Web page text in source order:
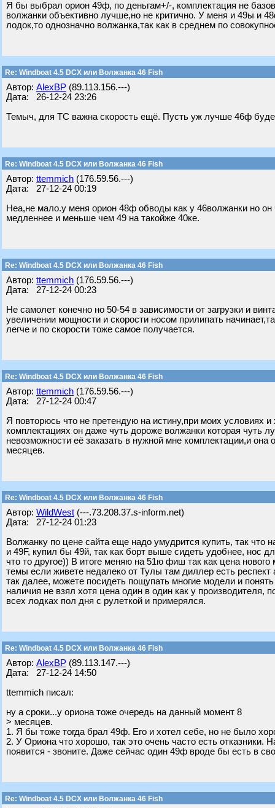
Я бы выбрал орион 49ф, по деньгам+/-, комплектация не
волжанки объективно лучше,но не критично. У меня и 49ы и
лодок,то однозначно волжанка,так как в среднем по
Re: Windboat 4.5 DCX или Волжанка 46 Fish
Автор: AlexBP (89.113.156.---)
Дата: 26-12-24 23:26
Темыч, для ТС важна скорость ещё. Пусть уж лучше 46ф
Re: Windboat 4.5 DCX или Волжанка 46 Fish
Автор: ttemmich (176.59.56.---)
Дата: 27-12-24 00:19
Неа,не мало.у меня орион 48ф обводы как у 46волжанки но
медленнее и меньше чем 49 на такойже 40ке.
Re: Windboat 4.5 DCX или Волжанка 46 Fish
Автор: ttemmich (176.59.56.---)
Дата: 27-12-24 00:23
Не самолет конечно но 50-54 в зависимости от загрузки и
увеличении мощности и скорости носом прилипать
легче и по скорости тоже самое получается.
Re: Windboat 4.5 DCX или Волжанка 46 Fish
Автор: ttemmich (176.59.56.---)
Дата: 27-12-24 00:47
Я повторюсь что не претендую на истину,при моих условиях
комплектациях он даже чуть дороже волжанки которая чуть
невозможности её заказать в нужной мне комплектации,и
месяцев.
Re: Windboat 4.5 DCX или Волжанка 46 Fish
Автор: WildWest (---.73.208.37.s-inform.net)
Дата: 27-12-24 01:23
Волжанку по цене сайта еще надо умудрится купить, так
и 49F, купил бы 49й, так как борт выше сидеть удобнее, нос
что то другое)) В итоге меняю на 51ю фиш так как цена
темы если живете недалеко от Тулы там диллер есть респект
так далее, можете посидеть пощупать многие модели и
наличия не взял хотя цена один в один как у производителя,
всех лодках пол дня с рулеткой и примерялся.
Re: Windboat 4.5 DCX или Волжанка 46 Fish
Автор: AlexBP (89.113.147.---)
Дата: 27-12-24 14:50
ttemmich писал:
ну а сроки...у ориона тоже очередь на данный момент 8
> месяцев.
1. Я бы тоже тогда брал 49ф. Его и хотел себе, но не было
2. У Ориона что хорошо, так это очень часто есть отказники.
появится - звоните. Даже сейчас один 49ф вроде бы есть в
Re: Windboat 4.5 DCX или Волжанка 46 Fish